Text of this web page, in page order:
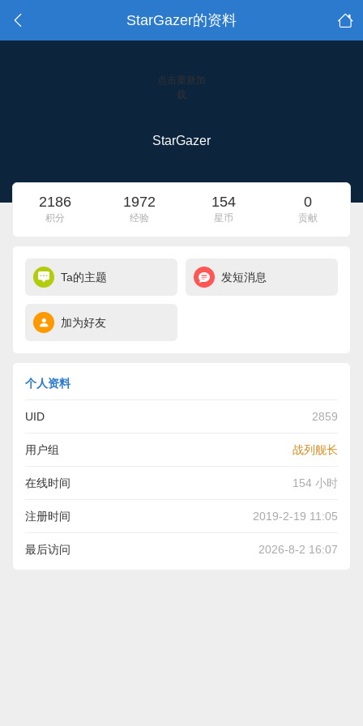
StarGazer的资料
点击重新加
载
StarGazer
2186
积分
1972
经验
154
星币
0
贡献
Ta的主题 发短消息
加为好友
个人资料
UID 2859
用户组 战列舰长
在线时间 154 小时
注册时间 2019-2-19 11:05
最后访问 2026-8-2 16:07